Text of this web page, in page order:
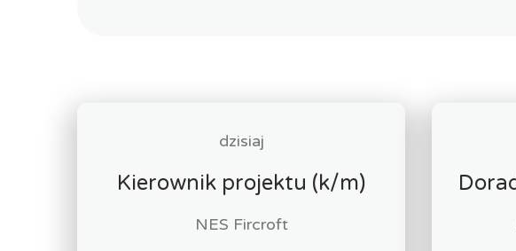
dzisiaj
Kierownik projektu (k/m)
NES Fircroft